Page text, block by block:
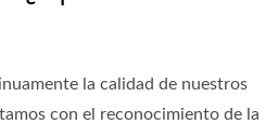
la calidad de nuestros
con el reconocimiento de la